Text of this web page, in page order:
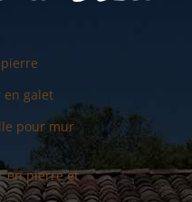
pierre
en galet
pourmur
en pierre et